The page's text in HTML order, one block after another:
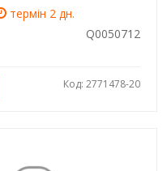
термін 2 дн.
Q0050712
Код: 2771478-20